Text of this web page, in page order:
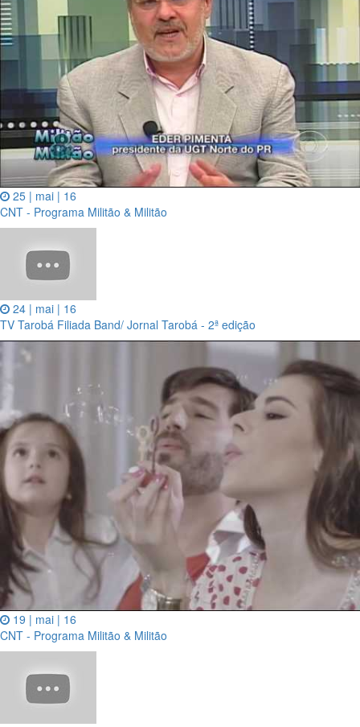
25 | mai | 16
CNT - Programa Militão & Militão
24 | mai | 16
TV Tarobá Filiada Band/ Jornal Tarobá - 2ª edição
19 | mai | 16
CNT - Programa Militão & Militão